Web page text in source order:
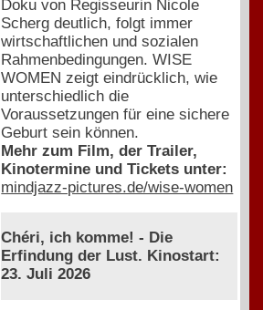
Doku von Regisseurin Nicole
Scherg deutlich, folgt immer
wirtschaftlichen und sozialen
Rahmenbedingungen. WISE
WOMEN zeigt eindrücklich, wie
unterschiedlich die
Voraussetzungen für eine sichere
Geburt sein können.
Mehr zum Film, der Trailer,
Kinotermine und Tickets unter:
mindjazz-pictures.de/wise-women
Chéri, ich komme! - Die
Erfindung der Lust. Kinostart:
23. Juli 2026